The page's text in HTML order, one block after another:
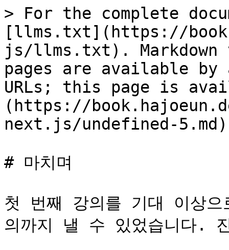
> For the complete
[llms.txt](https://
js/llms.txt). Markdown
pages are available by
URLs; this page is
(https://
next.js/undefined-
# 마치며
첫 번째 강의를 기대 이상
의까지 낼 수 있었습니다.